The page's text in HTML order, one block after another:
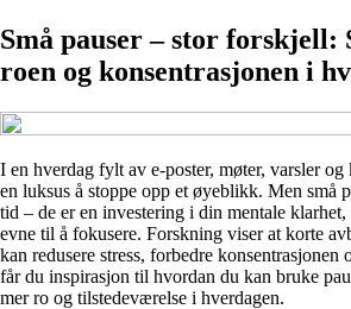
Små pauser – stor
roen og konsentrasjonen i
I en hverdag fylt av e-poster, møter, varsler
en luksus å stoppe opp et øyeblikk. Men små
tid – de er en investering i din mentale
evne til å fokusere. Forskning viser at korte
kan redusere stress, forbedre
får du inspirasjon til hvordan du kan bruke
mer ro og tilstedeværelse i hverdagen.